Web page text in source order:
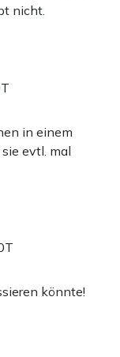
nicht.
in einem
evtl. mal
könnte!